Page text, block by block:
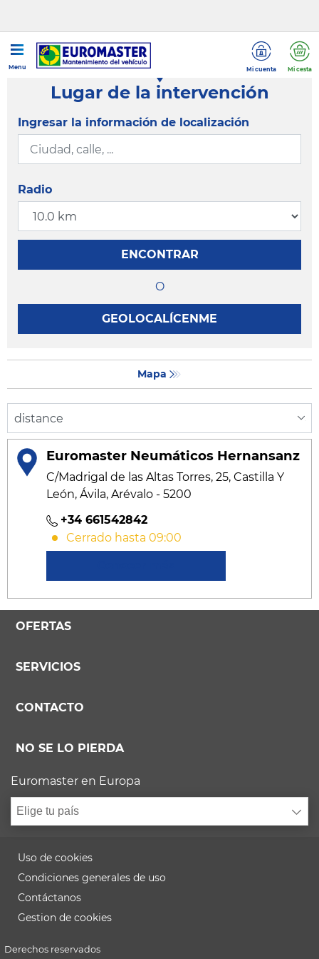
Menu Mi cuenta Mi cesta
Lugar de la intervención
Ingresar la información de localización
Radio
ENCONTRAR
O
GEOLOCALÍCENME
Mapa
Euromaster Neumáticos Hernansanz
C/Madrigal de las Altas Torres, 25, Castilla Y
León, Ávila, Arévalo - 5200
+34 661542842
Cerrado hasta 09:00
OFERTAS
SERVICIOS
CONTACTO
NO SE LO PIERDA
Euromaster en Europa
Elige tu país
Uso de cookies
Condiciones generales de uso
Contáctanos
Gestion de cookies
Derechos reservados